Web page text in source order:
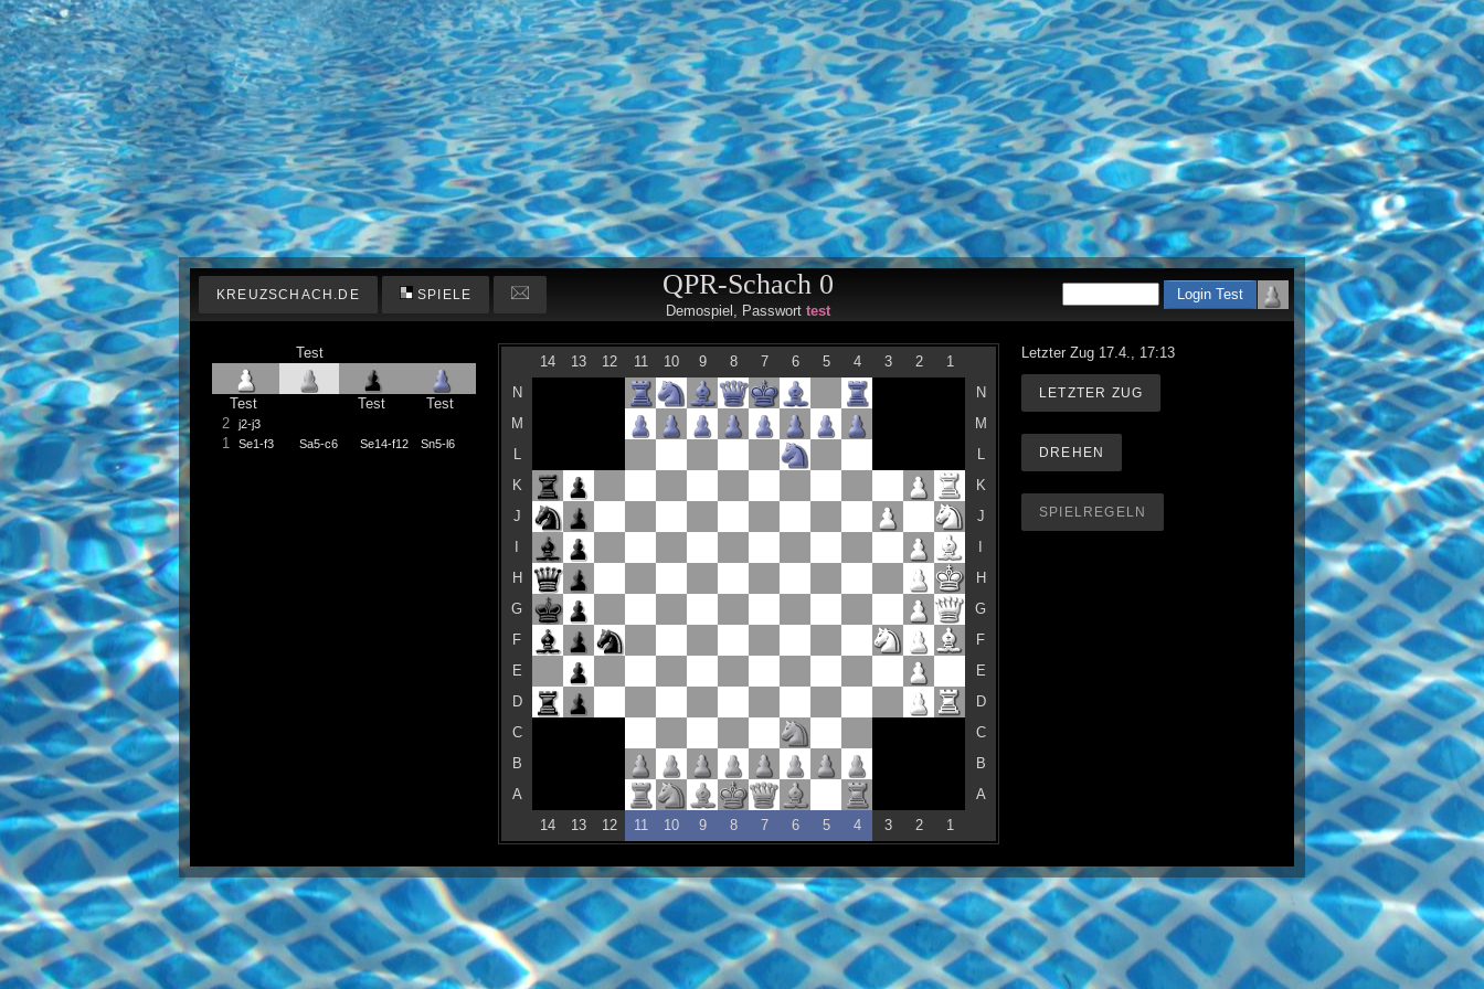
KREUZSCHACH.DE SPIELE QPR-Schach 0
Demospiel, Passwort test
Test
Test
Test
Test
2
j2-j3
1 Se1-f3 Sa5-c6 Se14-f12 Sn5-l6
14 13 12 11 10 9 8 7 6 5 4 3 2
1
N
N
M
M
K
K
J
J
H
H
G
G
F
F
E
E
D
D
C
C
B
B
A
A
14
13 12 11 10 9 8 7 6 5 4 3 2 1
Letzter Zug 17.4., 17:13
LETZTER ZUG
DREHEN
SPIELREGELN